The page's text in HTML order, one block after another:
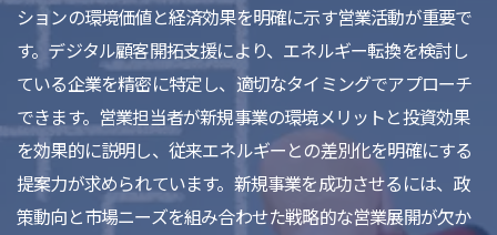
ションの環境価値と経済効果を明確に示す営業活動が重要で
す。デジタル顧客開拓支援により、エネルギー転換を検討し
ている企業を精密に特定し、適切なタイミングでアプローチ
できます。営業担当者が新規事業の環境メリットと投資効果
を効果的に説明し、従来エネルギーとの差別化を明確にする
提案力が求められています。新規事業を成功させるには、政
策動向と市場ニーズを組み合わせた戦略的な営業展開が欠か